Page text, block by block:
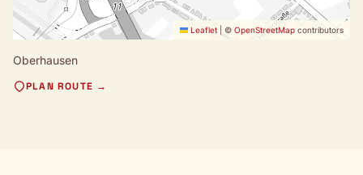
Leaflet © OpenStreetMap contributors
Oberhausen
PLAN ROUTE →